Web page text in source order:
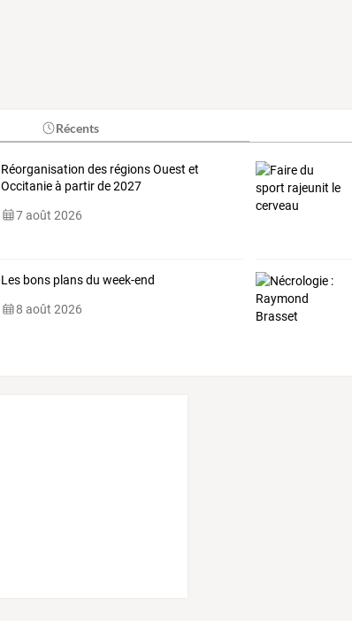
Récents
Réorganisation des régions Ouest et
Occitanie à partir de 2027
7 août 2026
Les bons plans du week-end
8 août 2026